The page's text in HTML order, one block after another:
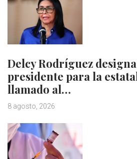
Delcy Rodríguez
presidente para la
llamado al…
8 agosto, 2026